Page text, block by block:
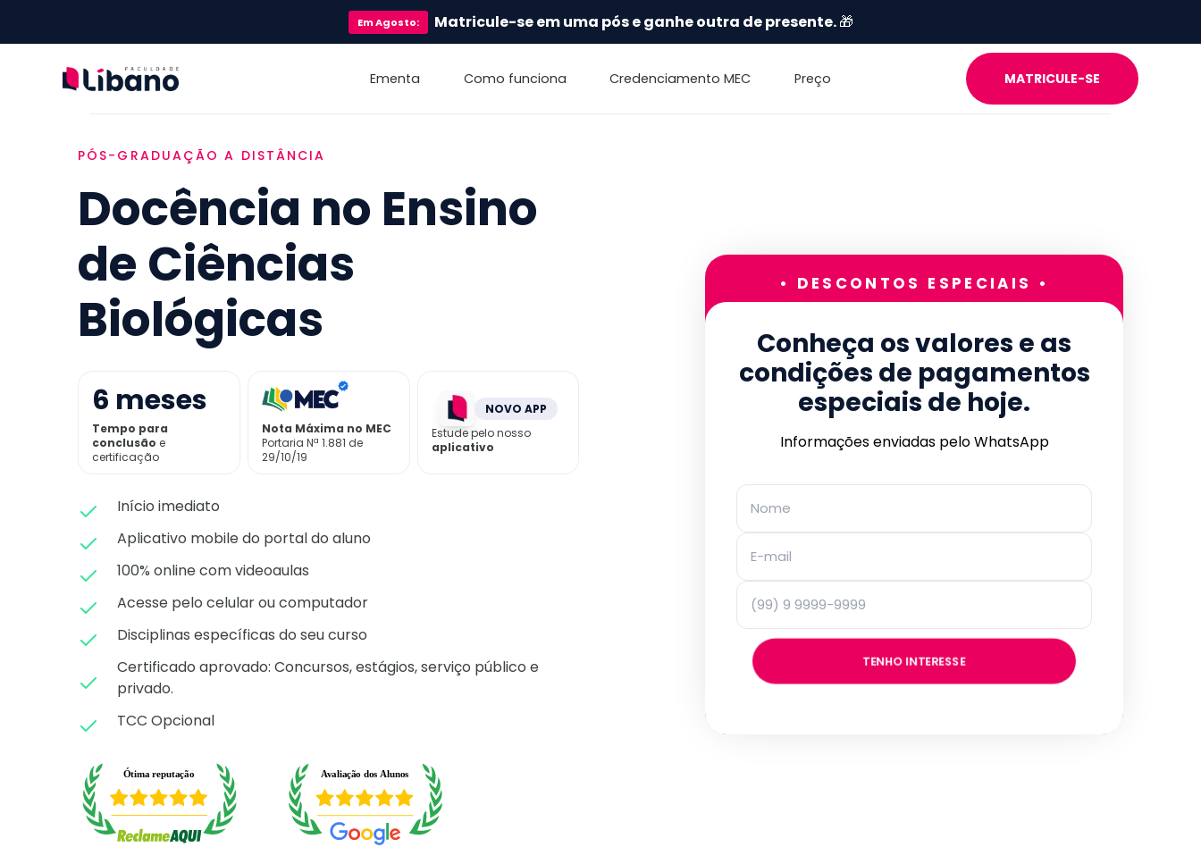
EmAgosto: Matricule-se em uma pós e ganhe outra de presente.🎁
Ementa Como funciona Credenciamento MEC Preço MATRICULE-SE
PÓS-GRADUAÇÃO A DISTÂNCIA
Docência no Ensino
de Ciências
Biológicas
6 meses
Tempo para
conclusão e
certificação
Nota Máxima no MEC
Portaria Nª 1.881 de
29/10/19
NOVO APP
Estude pelo nosso
aplicativo
Início imediato
Aplicativo mobile do portal do aluno
100% online com videoaulas
Acesse pelo celular ou computador
Disciplinas específicas do seu curso
Certificado aprovado: Concursos, estágios, serviço público e
privado.
TCC Opcional
• DESCONTOS ESPECIAIS •
Conheça os valores e as
condições de pagamentos
especiais de hoje.
Informações enviadas pelo WhatsApp
TENHO INTERESSE